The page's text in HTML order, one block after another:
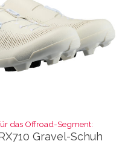
das Offroad-Segment:
Gravel-Schuh